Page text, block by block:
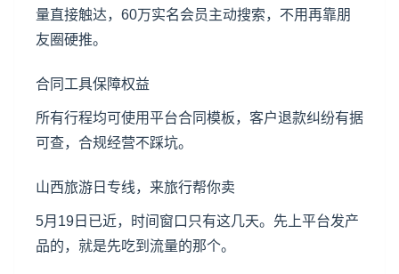
量直接触达，60万实名会员主动搜索，不用再靠朋
友圈硬推。
合同工具保障权益
所有行程均可使用平台合同模板，客户退款纠纷有据
可查，合规经营不踩坑。
山西旅游日专线，来旅行帮你卖
5月19日已近，时间窗口只有这几天。先上平台发产
品的，就是先吃到流量的那个。